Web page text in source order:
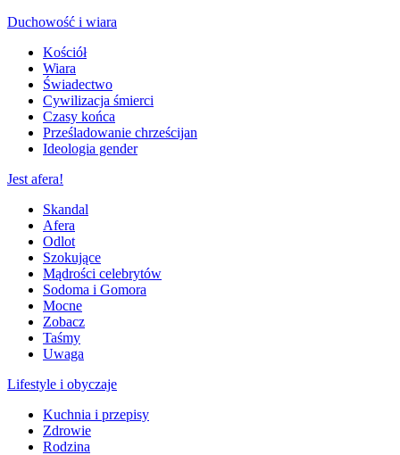
Duchowość i wiara
Kościół
Wiara
Świadectwo
Cywilizacja śmierci
Czasy końca
Prześladowanie chrześcijan
Ideologia gender
Jest afera!
Skandal
Afera
Odlot
Szokujące
Mądrości celebrytów
Sodoma i Gomora
Mocne
Zobacz
Taśmy
Uwaga
Lifestyle i obyczaje
Kuchnia i przepisy
Zdrowie
Rodzina